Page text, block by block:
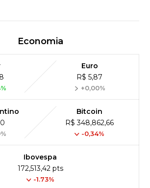
Economia
Euro
R$ 5,87
+0,00%
Bitcoin
R$ 348,862,66
-0,34%
Ibovespa
172,513,42 pts
-1.73%